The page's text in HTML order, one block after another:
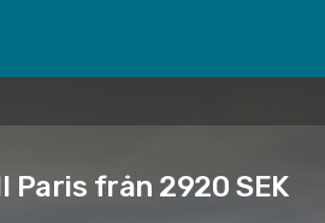
från 2920 SEK